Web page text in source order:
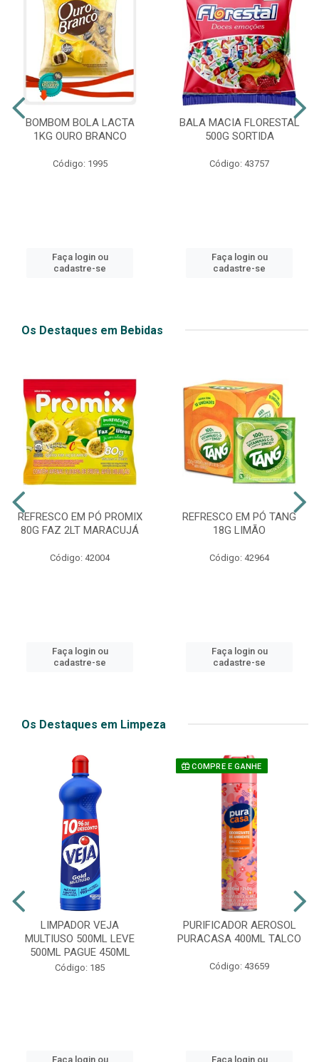
BOMBOM BOLA LACTA
1KG OURO BRANCO
Código: 1995
Faça login ou
cadastre-se
BALA MACIA FLORESTAL
500G SORTIDA
Código: 43757
Faça login ou
cadastre-se
Os Destaques em Bebidas
REFRESCO EM PÓ PROMIX
80G FAZ 2LT MARACUJÁ
Código: 42004
Faça login ou
cadastre-se
REFRESCO EM PÓ TANG
18G LIMÃO
Código: 42964
Faça login ou
cadastre-se
Os Destaques em Limpeza
LIMPADOR VEJA
MULTIUSO 500ML LEVE
500ML PAGUE 450ML
Código: 185
Faça login ou
COMPRE E GANHE
PURIFICADOR AEROSOL
PURACASA 400ML TALCO
Código: 43659
Faça login ou